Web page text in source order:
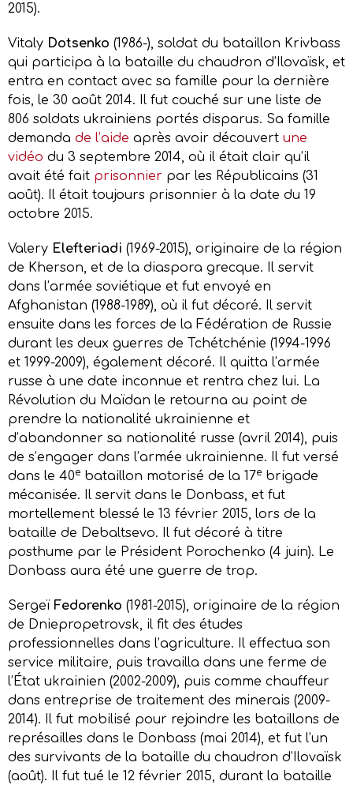
2015).
Vitaly Dotsenko (1986-), soldat du bataillon Krivbass
qui participa à la bataille du chaudron d’Ilovaïsk, et
entra en contact avec sa famille pour la dernière
fois, le 30 août 2014. Il fut couché sur une liste de
806 soldats ukrainiens portés disparus. Sa famille
demanda de l’aide après avoir découvert une
vidéo du 3 septembre 2014, où il était clair qu’il
avait été fait prisonnier par les Républicains (31
août). Il était toujours prisonnier à la date du 19
octobre 2015.
Valery Elefteriadi (1969-2015), originaire de la région
de Kherson, et de la diaspora grecque. Il servit
dans l’armée soviétique et fut envoyé en
Afghanistan (1988-1989), où il fut décoré. Il servit
ensuite dans les forces de la Fédération de Russie
durant les deux guerres de Tchétchénie (1994-1996
et 1999-2009), également décoré. Il quitta l’armée
russe à une date inconnue et rentra chez lui. La
Révolution du Maïdan le retourna au point de
prendre la nationalité ukrainienne et
d’abandonner sa nationalité russe (avril 2014), puis
de s’engager dans l’armée ukrainienne. Il fut versé
dans le 40e bataillon motorisé de la 17e brigade
mécanisée. Il servit dans le Donbass, et fut
mortellement blessé le 13 février 2015, lors de la
bataille de Debaltsevo. Il fut décoré à titre
posthume par le Président Porochenko (4 juin). Le
Donbass aura été une guerre de trop.
Sergeï Fedorenko (1981-2015), originaire de la région
de Dniepropetrovsk, il fit des études
professionnelles dans l’agriculture. Il effectua son
service militaire, puis travailla dans une ferme de
l’État ukrainien (2002-2009), puis comme chauffeur
dans entreprise de traitement des minerais (2009-
2014). Il fut mobilisé pour rejoindre les bataillons de
représailles dans le Donbass (mai 2014), et fut l’un
des survivants de la bataille du chaudron d’Ilovaïsk
(août). Il fut tué le 12 février 2015, durant la bataille